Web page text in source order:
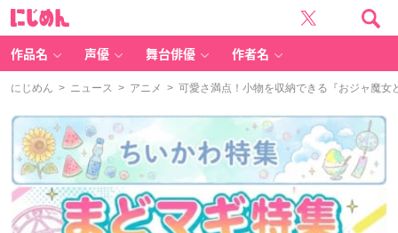
作品名 声優 舞台俳優 作者名
にじめん > ニュース > アニメ > 可愛さ満点！小物を収納できる『おジャ魔女